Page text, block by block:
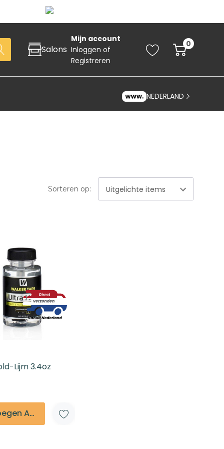
Salons
Mijn account
Inloggenof
Registreren
0
NEDERLAND
Sorteren op:
Lijm 3.4oz
Toevoegen Aan Winkelmandje